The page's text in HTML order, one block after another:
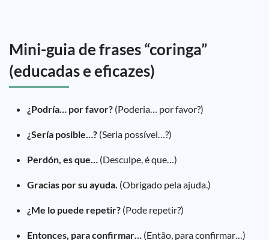
Mini-guia de frases “coringa”
(educadas e eficazes)
¿Podría… por favor? (Poderia… por favor?)
¿Sería posible…? (Seria possível…?)
Perdón, es que… (Desculpe, é que…)
Gracias por su ayuda. (Obrigado pela ajuda.)
¿Me lo puede repetir? (Pode repetir?)
Entonces, para confirmar… (Então, para confirmar…)